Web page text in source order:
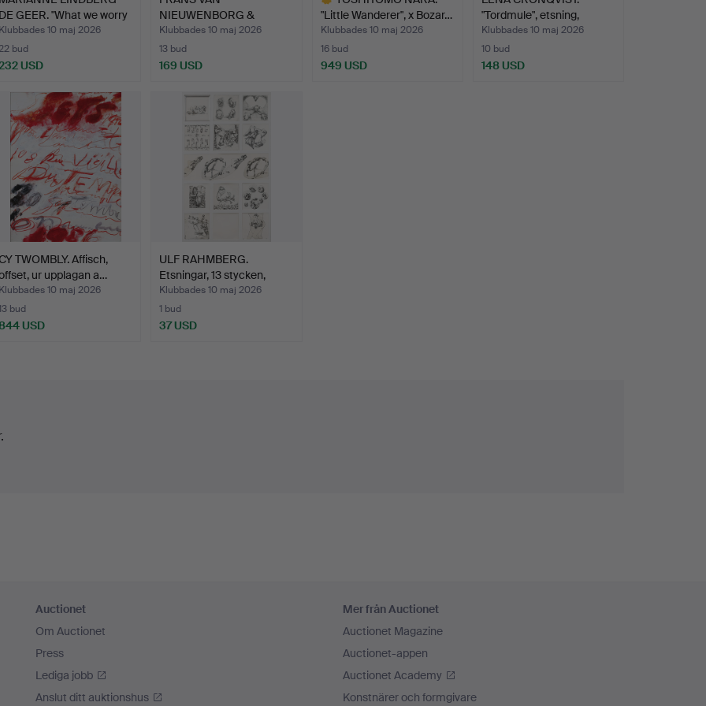
GEER. "What we worry
10 maj 2026
bud
USD
NIEUWENBORG &
MARTIJN WEGMAN. Vä…
Klubbades 10 maj 2026
13 bud
169 USD
"Little Wanderer", x Bozar…
Klubbades 10 maj 2026
16 bud
949 USD
"Tordmule", etsning,
signe…
Klubbades 10 maj 2026
10 bud
148 USD
TWOMBLY. Affisch,
ur upplagan a…
10 maj 2026
bud
USD
ULF RAHMBERG.
Etsningar, 13 stycken,
signe…
Klubbades 10 maj 2026
1 bud
37 USD
Auctionet
Om Auctionet
Press
Lediga jobb
Anslut ditt auktionshus
Mer från Auctionet
Auctionet Magazine
Auctionet-appen
Auctionet Academy
Konstnärer och formgivare